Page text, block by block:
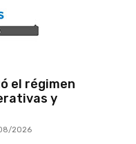
el régimen
y
2026